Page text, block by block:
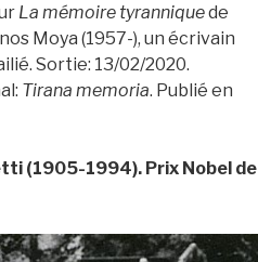
La mémoire tyranniquede
Moya (1957-), un écrivain
Sortie: 13/02/2020.
Tirana memoria. Publié en
(1905-1994). Prix Nobel de